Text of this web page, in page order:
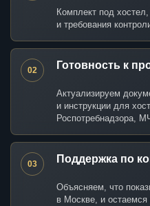
Комплект под
и требования
02 Готовность к
Актуализируем
и инструкции для
Роспотребнадзора,
03 Поддержка по
Объясняем, что
в Москве, и остаемся